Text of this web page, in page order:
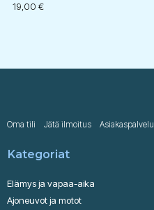
19,00 €
Oma tili Jätä ilmoitus Asiakaspalvelu
Kategoriat
Elämys ja vapaa-aika
Ajoneuvot ja motot